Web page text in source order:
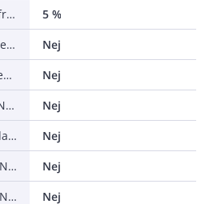
Relativ symmetrisk nätfrekvenstolerans
5 %
Stödjer protokoll AS-Interface Safety at Work
Nej
Stödjer protokoll DeviceNet Safety
Nej
Stödjer protokoll EtherNet/IP
Nej
Stödjer protokoll Foundation Fieldbus
Nej
Stödjer protokoll PROFINET CBA
Nej
Stödjer protokoll PROFINET IO
Nej